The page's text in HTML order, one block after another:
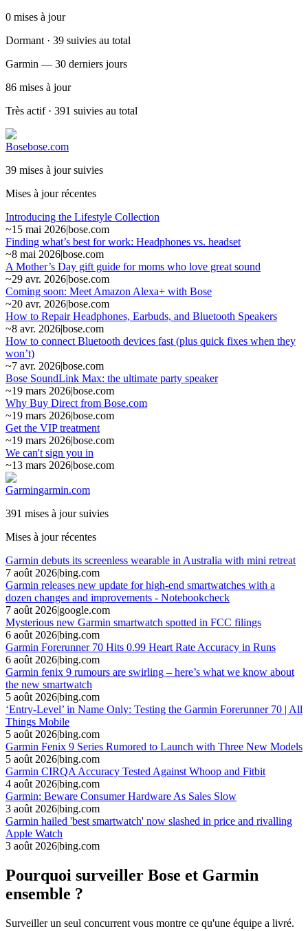
0 mises à jour
Dormant · 39 suivies au total
Garmin — 30 derniers jours
86 mises à jour
Très actif · 391 suivies au total
Bosebose.com
39 mises à jour suivies
Mises à jour récentes
Introducing the Lifestyle Collection
~15 mai 2026|bose.com
Finding what’s best for work: Headphones vs. headset
~8 mai 2026|bose.com
A Mother’s Day gift guide for moms who love great sound
~29 avr. 2026|bose.com
Coming soon: Meet Amazon Alexa+ with Bose
~20 avr. 2026|bose.com
How to Repair Headphones, Earbuds, and Bluetooth Speakers
~8 avr. 2026|bose.com
How to connect Bluetooth devices fast (plus quick fixes when they
won’t)
~7 avr. 2026|bose.com
Bose SoundLink Max: the ultimate party speaker
~19 mars 2026|bose.com
Why Buy Direct from Bose.com
~19 mars 2026|bose.com
Get the VIP treatment
~19 mars 2026|bose.com
We can't sign you in
~13 mars 2026|bose.com
Garmingarmin.com
391 mises à jour suivies
Mises à jour récentes
Garmin debuts its screenless wearable in Australia with mini retreat
7 août 2026|bing.com
Garmin releases new update for high-end smartwatches with a
dozen changes and improvements - Notebookcheck
7 août 2026|google.com
Mysterious new Garmin smartwatch spotted in FCC filings
6 août 2026|bing.com
Garmin Forerunner 70 Hits 0.99 Heart Rate Accuracy in Runs
6 août 2026|bing.com
Garmin fenix 9 rumours are swirling – here’s what we know about
the new smartwatch
5 août 2026|bing.com
‘Entry-Level’ in Name Only: Testing the Garmin Forerunner 70 | All
Things Mobile
5 août 2026|bing.com
Garmin Fenix 9 Series Rumored to Launch with Three New Models
5 août 2026|bing.com
Garmin CIRQA Accuracy Tested Against Whoop and Fitbit
4 août 2026|bing.com
Garmin: Beware Consumer Hardware As Sales Slow
3 août 2026|bing.com
Garmin hailed 'best smartwatch' now slashed in price and rivalling
Apple Watch
3 août 2026|bing.com
Pourquoi surveiller Bose et Garmin
ensemble ?
Surveiller un seul concurrent vous montre ce qu'une équipe a livré.